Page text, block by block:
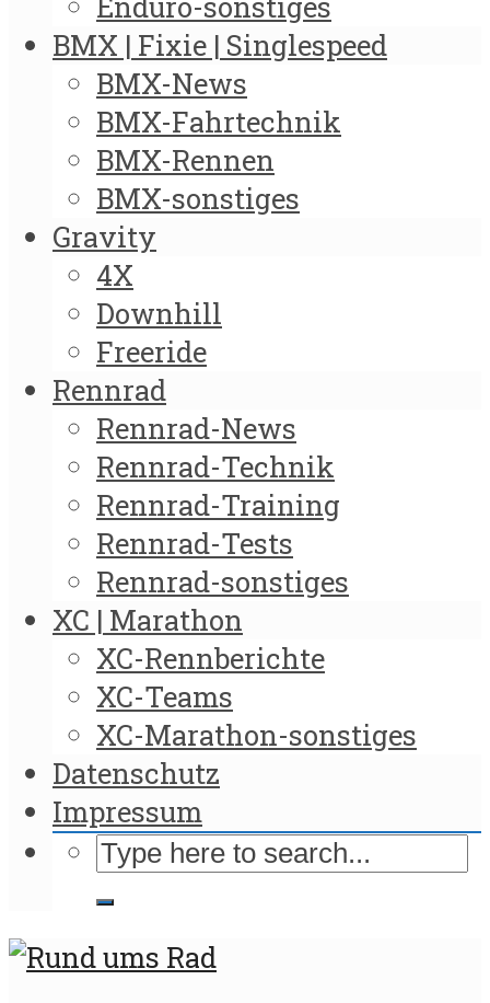
BMX | Fixie | Singlespeed
BMX-News
BMX-Fahrtechnik
BMX-Rennen
BMX-sonstiges
Gravity
4X
Downhill
Freeride
Rennrad
Rennrad-News
Rennrad-Technik
Rennrad-Training
Rennrad-Tests
Rennrad-sonstiges
XC | Marathon
XC-Rennberichte
XC-Teams
XC-Marathon-sonstiges
Datenschutz
Impressum